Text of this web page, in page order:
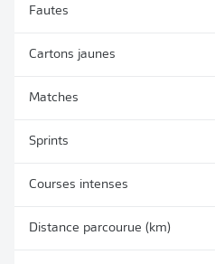
Fautes
Cartons jaunes
Matches
Sprints
Courses intenses
Distance parcourue (km)